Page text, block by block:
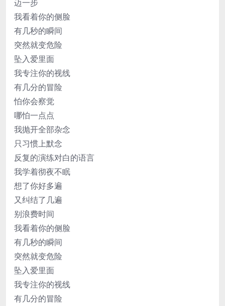
迈一步
我看着你的侧脸
有几秒的瞬间
突然就变危险
坠入爱里面
我专注你的视线
有几分的冒险
怕你会察觉
哪怕一点点
我抛开全部杂念
只习惯上默念
反复的演练对白的语言
我学着彻夜不眠
想了你好多遍
又纠结了几遍
别浪费时间
我看着你的侧脸
有几秒的瞬间
突然就变危险
坠入爱里面
我专注你的视线
有几分的冒险